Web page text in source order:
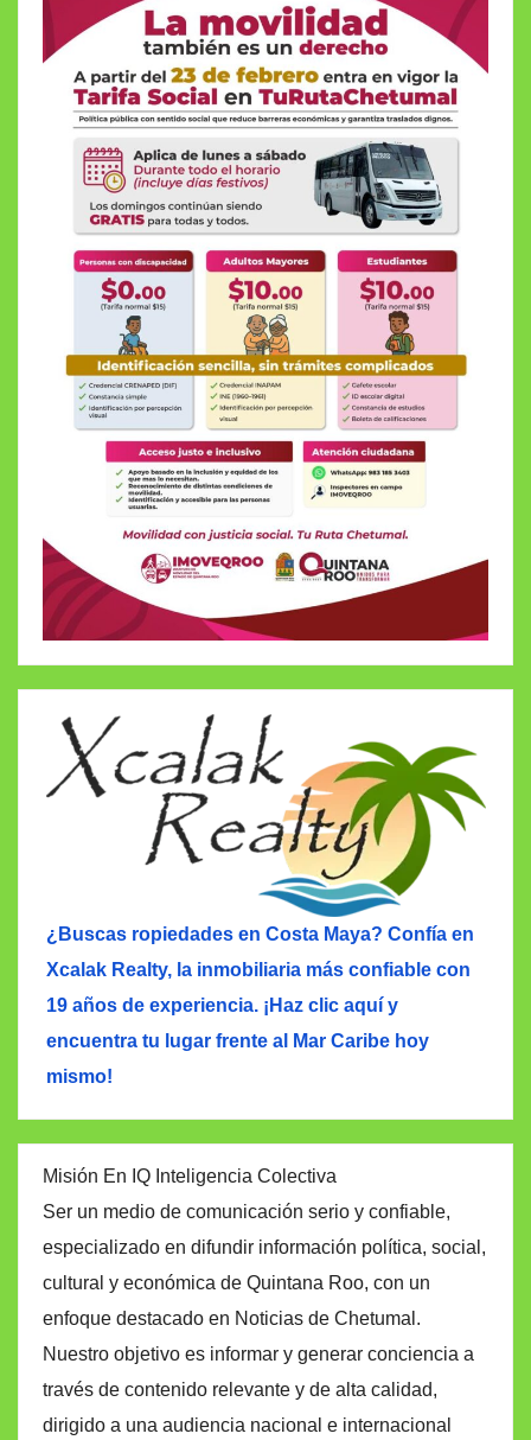
¿Buscas ropiedades en Costa Maya? Confía en
Xcalak Realty, la inmobiliaria más confiable con
19 años de experiencia. ¡Haz clic aquí y
encuentra tu lugar frente al Mar Caribe hoy
mismo!
Misión En IQ Inteligencia Colectiva
Ser un medio de comunicación serio y confiable,
especializado en difundir información política, social,
cultural y económica de Quintana Roo, con un
enfoque destacado en Noticias de Chetumal.
Nuestro objetivo es informar y generar conciencia a
través de contenido relevante y de alta calidad,
dirigido a una audiencia nacional e internacional